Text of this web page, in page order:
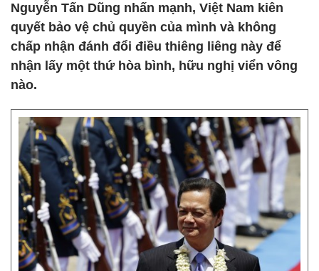
Nguyễn Tấn Dũng nhấn mạnh, Việt Nam kiên
quyết bảo vệ chủ quyền của mình và không
chấp nhận đánh đổi điều thiêng liêng này để
nhận lấy một thứ hòa bình, hữu nghị viển vông
nào.